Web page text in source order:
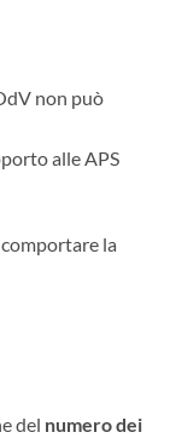
non può
alle APS
la
del numero dei